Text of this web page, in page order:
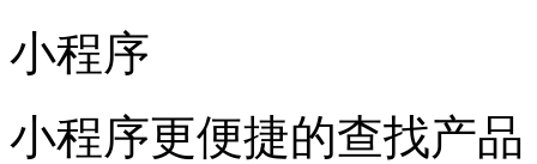
小程序
小程序更便捷的查找产品